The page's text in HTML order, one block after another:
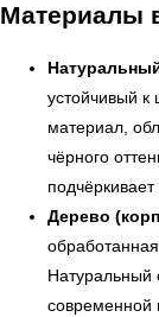
Материалы
устойчивый
материал,
чёрного
Дерево
Натуральный
современной
УЗНАТЬ ПОДРОБНЕЕ